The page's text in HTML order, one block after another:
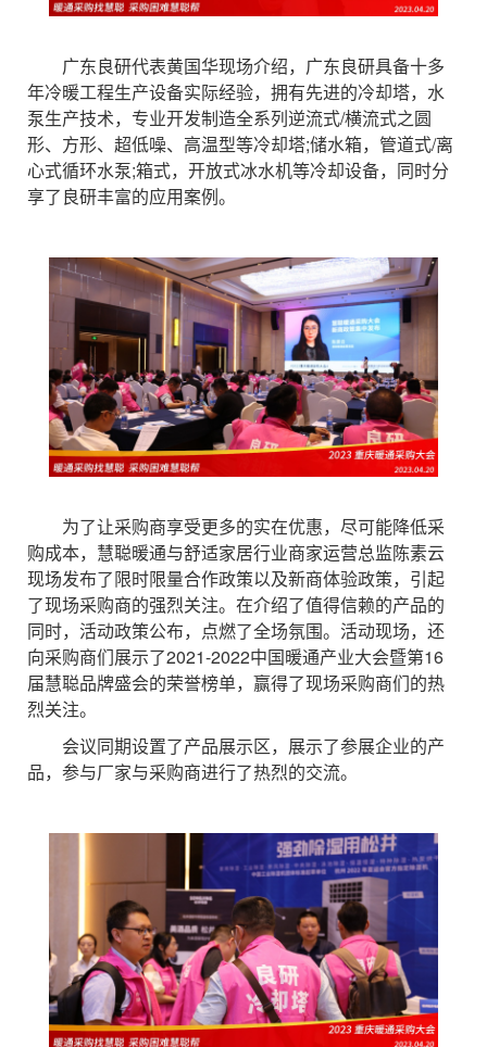
广东良研代表黄国华现场介绍，广东良研具备十多
年冷暖工程生产设备实际经验，拥有先进的冷却塔，水
泵生产技术，专业开发制造全系列逆流式/横流式之圆
形、方形、超低噪、高温型等冷却塔;储水箱，管道式/离
心式循环水泵;箱式，开放式冰水机等冷却设备，同时分
享了良研丰富的应用案例。
为了让采购商享受更多的实在优惠，尽可能降低采
购成本，慧聪暖通与舒适家居行业商家运营总监陈素云
现场发布了限时限量合作政策以及新商体验政策，引起
了现场采购商的强烈关注。在介绍了值得信赖的产品的
同时，活动政策公布，点燃了全场氛围。活动现场，还
向采购商们展示了2021-2022中国暖通产业大会暨第16
届慧聪品牌盛会的荣誉榜单，赢得了现场采购商们的热
烈关注。
会议同期设置了产品展示区，展示了参展企业的产
品，参与厂家与采购商进行了热烈的交流。